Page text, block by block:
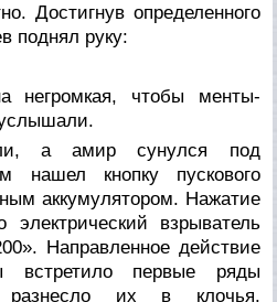
Достигнув определенного
поднял руку:
негромкая, чтобы менты-
а амир сунулся под
кнопку пускового
аккумулятором. Нажатие
электрический взрыватель
Направленное действие
встретило первые ряды
разнесло их в клочья.